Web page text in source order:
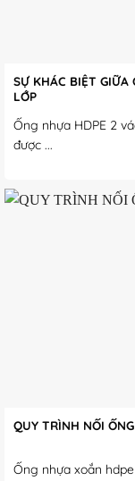
SỰ KHÁC BIỆT GIỮA
LỚP
Ống nhựa HDPE 2
được ...
QUY TRÌNH NỐI
Ống nhựa xoắn